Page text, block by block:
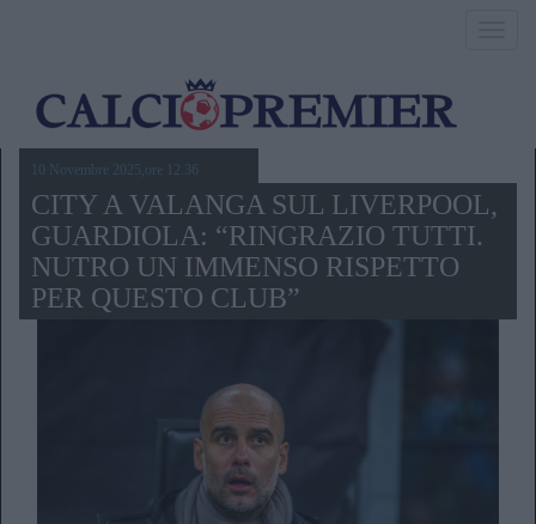
10 Novembre 2025,ore 12.36
CITY A VALANGA SUL LIVERPOOL,
GUARDIOLA: “RINGRAZIO TUTTI.
NUTRO UN IMMENSO RISPETTO
PER QUESTO CLUB”